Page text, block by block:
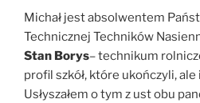
Michał jest absolwentem
Technicznej Techników
Stan Borys– technikum
profil szkół, które ukończyli,
Usłyszałem o tym z ust obu